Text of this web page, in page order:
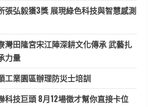
張弘毅獲3獎 展現綠色科技與智慧感測
灣田隆宮宋江陣深耕文化傳承 武藝扎
力量
工業園區辦理防災士培訓
科技巨頭 8月12場徵才幫你直接卡位